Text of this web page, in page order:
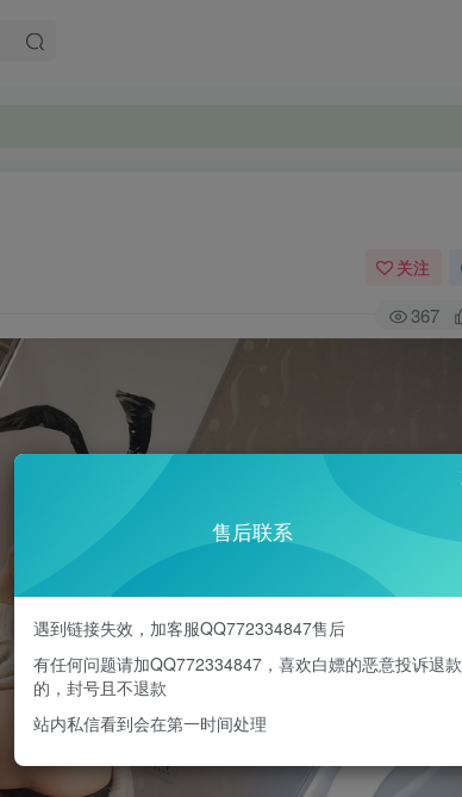
关注
367
售后联系
遇到链接失效，加客服QQ772334847售后
有任何问题请加QQ772334847，喜欢白嫖的恶意投诉退款
的，封号且不退款
站内私信看到会在第一时间处理